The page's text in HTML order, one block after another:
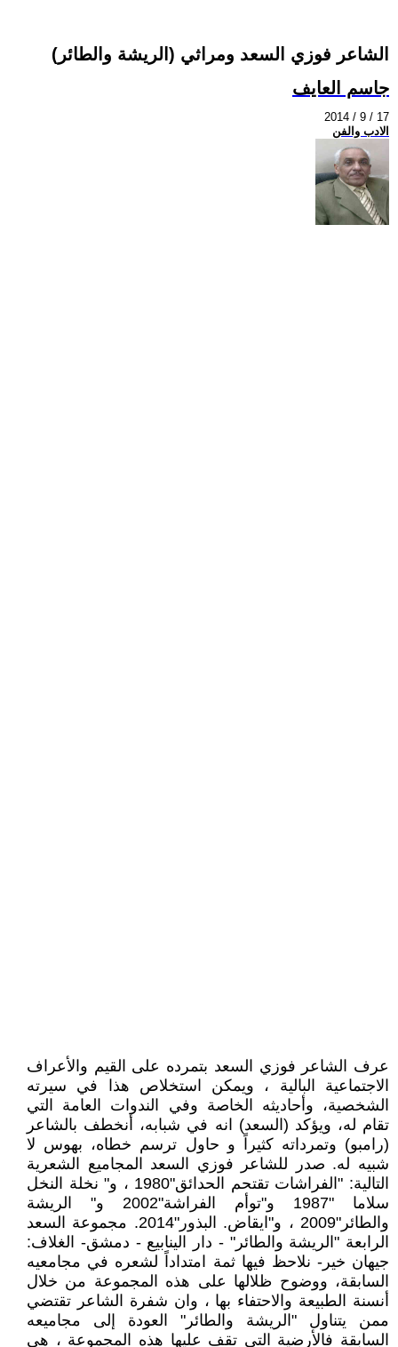
الشاعر فوزي السعد ومراثي (الريشة والطائر)
جاسم العايف
2014 / 9 / 17
الادب والفن
عرف الشاعر فوزي السعد بتمرده على القيم والأعراف
الاجتماعية البالية ، ويمكن استخلاص هذا في سيرته
الشخصية، وأحاديثه الخاصة وفي الندوات العامة التي
تقام له، ويؤكد (السعد) انه في شبابه، أنخطف بالشاعر
(رامبو) وتمرداته كثيراً و حاول ترسم خطاه، بهوس لا
شبيه له. صدر للشاعر فوزي السعد المجاميع الشعرية
التالية: "الفراشات تقتحم الحدائق"1980 ، و" نخلة النخل
سلاما "1987 و"توأم الفراشة"2002 و" الريشة
والطائر"2009 ، و"ايقاض. البذور"2014. مجموعة السعد
الرابعة "الريشة والطائر" - دار الينابيع - دمشق- الغلاف:
جيهان خير- نلاحظ فيها ثمة امتداداً لشعره في مجامعيه
السابقة، ووضوح ظلالها على هذه المجموعة من خلال
أنسنة الطبيعة والاحتفاء بها ، وان شفرة الشاعر تقتضي
ممن يتناول "الريشة والطائر" العودة إلى مجاميعه
السابقة فالأرضية التي تقف عليها هذه المجموعة ، هي